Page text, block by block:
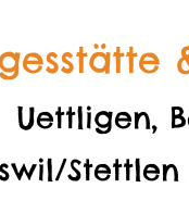
Uettligen,